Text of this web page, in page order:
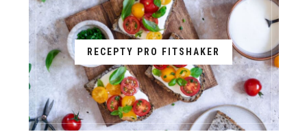
RECEPTY PRO FITSHAKER